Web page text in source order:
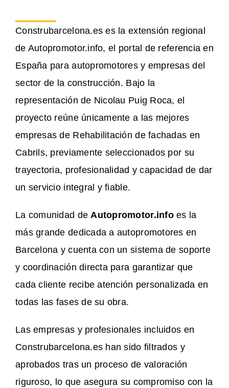
Construbarcelona.es es la extensión regional
de Autopromotor.info, el portal de referencia en
España para autopromotores y empresas del
sector de la construcción. Bajo la
representación de Nicolau Puig Roca, el
proyecto reúne únicamente a las mejores
empresas de Rehabilitación de fachadas en
Cabrils, previamente seleccionados por su
trayectoria, profesionalidad y capacidad de dar
un servicio integral y fiable.
La comunidad deAutopromotor.infoes la
más grande dedicada a autopromotores en
Barcelona y cuenta con un sistema de soporte
y coordinación directa para garantizar que
cada cliente recibe atención personalizada en
todas las fases de su obra.
Las empresas y profesionales incluidos en
Construbarcelona.es han sido filtrados y
aprobados tras un proceso de valoración
riguroso, lo que asegura su compromiso con la